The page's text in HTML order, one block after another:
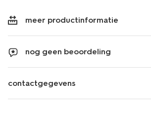
meer productinformatie
nog geen beoordeling
contactgegevens